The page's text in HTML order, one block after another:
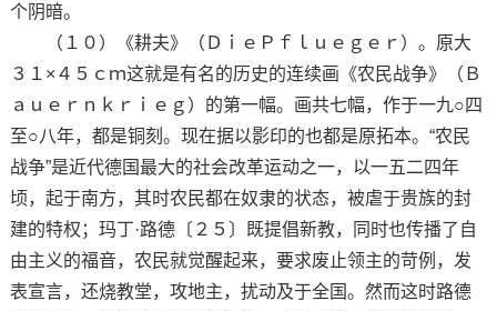
个阴暗。
（１０）《耕夫》（ＤｉｅＰｆｌｕｅｇｅｒ）。原大
３１×４５ｃｍ这就是有名的历史的连续画《农民战争》（Ｂ
ａｕｅｒｎｋｒｉｅｇ）的第一幅。画共七幅，作于一九○四
至○八年，都是铜刻。现在据以影印的也都是原拓本。“农民
战争”是近代德国最大的社会改革运动之一，以一五二四年
顷，起于南方，其时农民都在奴隶的状态，被虐于贵族的封
建的特权；玛丁·路德〔２５〕既提倡新教，同时也传播了自
由主义的福音，农民就觉醒起来，要求废止领主的苛例，发
表宣言，还烧教堂，攻地主，扰动及于全国。然而这时路德